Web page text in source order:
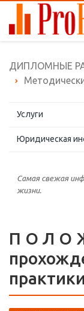
ДИПЛОМНЫЕ
Услуги
Юридическая
Самая свежая
жизни.
П О Л О